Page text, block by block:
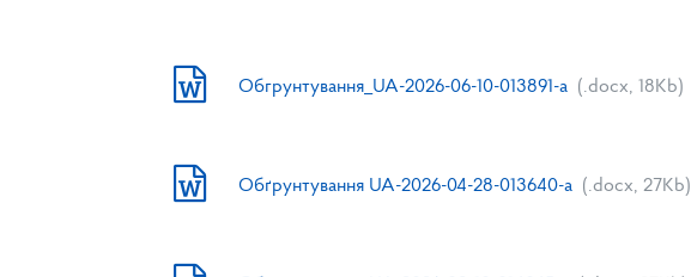
Обгрунтування_UA-2026-06-10-013891-a (.docx, 18Kb)
Обґрунтування UA-2026-04-28-013640-a (.docx, 27Kb)